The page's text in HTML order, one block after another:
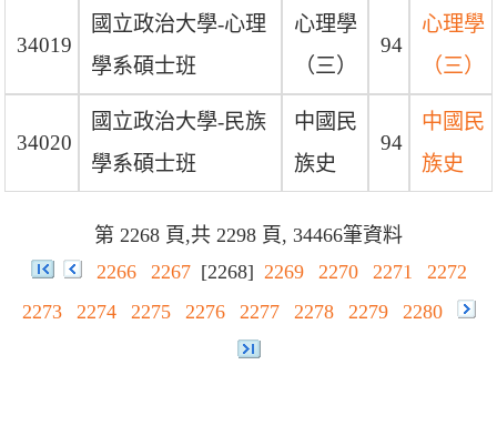
34019
國立政治大學-心理
學系碩士班
心理學
（三）
94
心理學
（三）
34020
國立政治大學-民族
學系碩士班
中國民
族史
94
中國民
族史
第 2268 頁,共 2298 頁, 34466筆資料
2266
2267 [2268] 2269 2270 2271
2272
2273
2274 2275 2276 2277 2278 2279 2280